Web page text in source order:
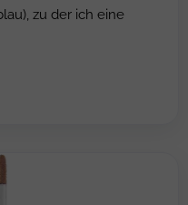
zu der ich eine